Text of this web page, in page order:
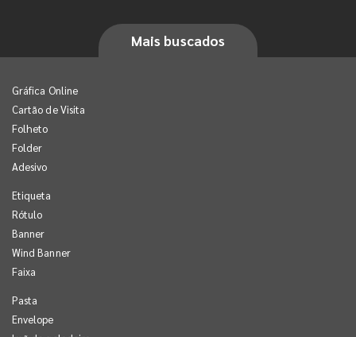
Mais buscados
Gráfica Online
Cartão de Visita
Folheto
Folder
Adesivo
Etiqueta
Rótulo
Banner
Wind Banner
Faixa
Pasta
Envelope